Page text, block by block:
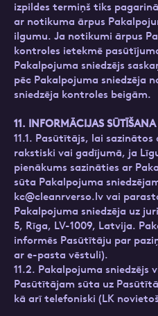
izpildes termiņš tiks
ar notikuma ārpus
ilgumu. Ja notikumi ārpus
kontroles ietekmē
Pakalpojuma sniedzējs
pēc Pakalpojuma sniedzēja
sniedzēja kontroles beigām.
11. INFORMĀCIJAS SŪTĪŠANA
11.1. Pasūtītājs, lai
rakstiski vai gadījumā, ja
pienākums sazināties ar
sūta Pakalpojuma
kc@cleanrverso.lv vai
Pakalpojuma sniedzēja uz
5, Rīga, LV-1009, Latvija.
informēs Pasūtītāju par
ar e-pasta vēstuli).
11.2. Pakalpojuma sniedzējs
Pasūtītājam sūta uz
kā arī telefoniski (LK